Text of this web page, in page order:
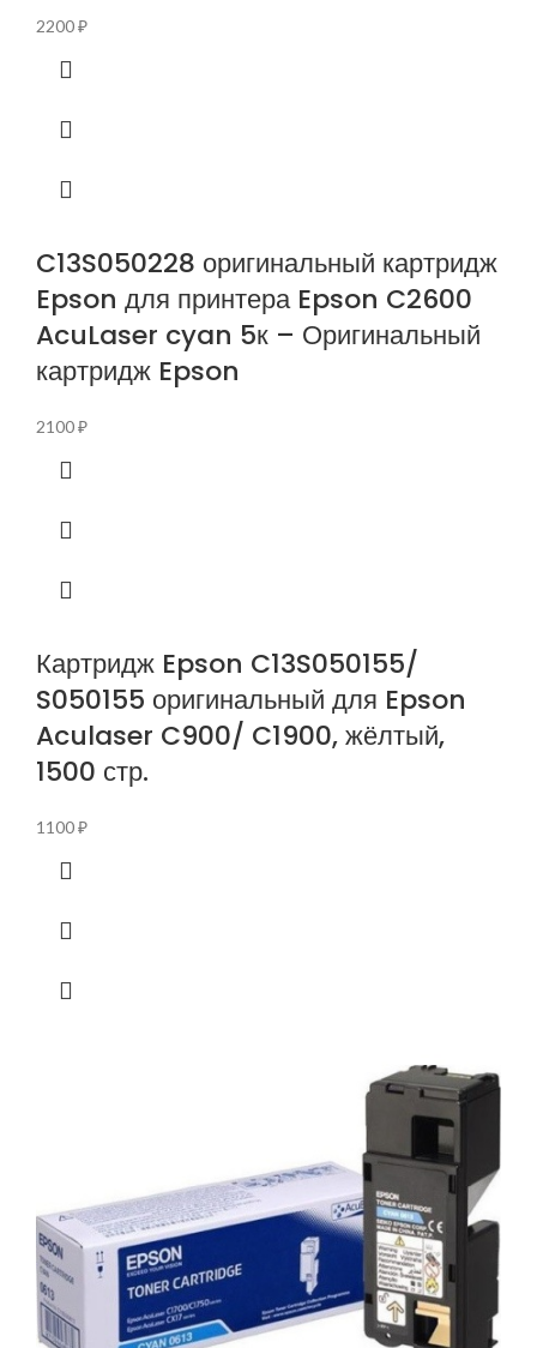
2200₽
C13S050228 оригинальный картридж
Epson для принтера Epson C2600
AcuLaser cyan 5к – Оригинальный
картридж Epson
2100₽
Картридж Epson C13S050155/
S050155 оригинальный для Epson
Aculaser C900/ C1900, жёлтый,
1500 стр.
1100₽